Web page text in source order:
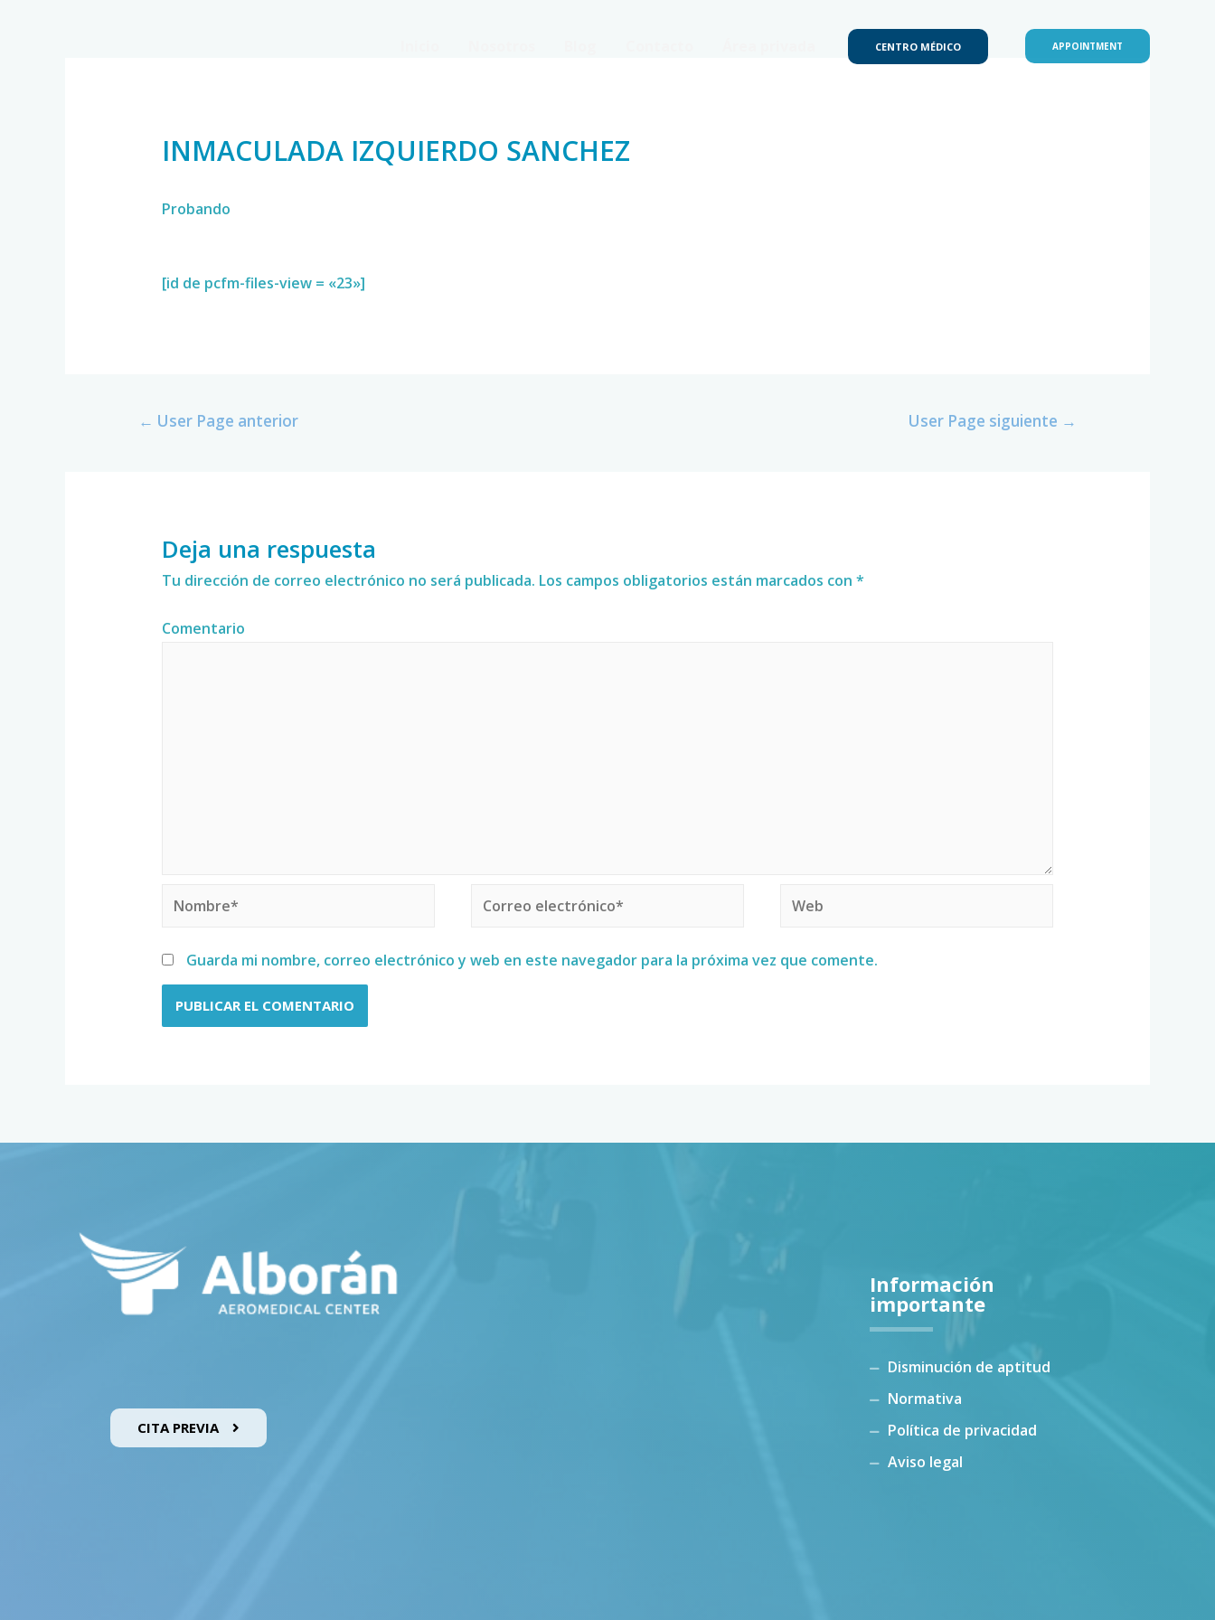
CENTRO MÉDICO APPOINTMENT
INMACULADA IZQUIERDO SANCHEZ
Probando
[id de pcfm-files-view = «23»]
← User Page anterior User Page siguiente →
Deja una respuesta
Tu dirección de correo electrónico no será publicada. Los campos obligatorios están marcados con *
Comentario
Guarda mi nombre, correo electrónico y web en este navegador para la próxima vez que comente.
CITA PREVIA
Información
importante
Disminución de aptitud
Normativa
Política de privacidad
Aviso legal